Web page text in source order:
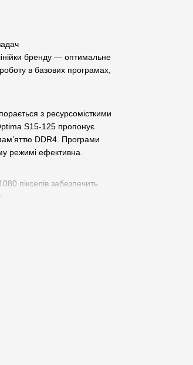
бренду — оптимальне
в базових програмах,
з ресурсомісткими
S15-125 пропонує
DDR4. Програми
режимі ефективна.
пікселів забезпечить
роботу ноутбука до 5-8
від пилу та має легкий